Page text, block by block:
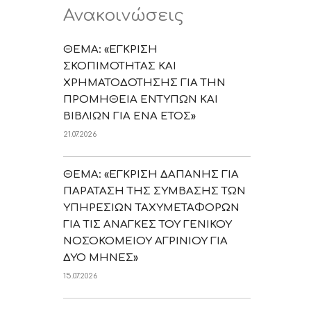
Ανακοινώσεις
ΘΕΜΑ: «ΕΓΚΡΙΣΗ
ΣΚΟΠΙΜΟΤΗΤΑΣ ΚΑΙ
ΧΡΗΜΑΤΟΔΟΤΗΣΗΣ ΓΙΑ ΤΗΝ
ΠΡΟΜΗΘΕΙΑ ΕΝΤΥΠΩΝ ΚΑΙ
ΒΙΒΛΙΩΝ ΓΙΑ ΕΝΑ ΕΤΟΣ»
21.07.2026
ΘΕΜΑ: «ΕΓΚΡΙΣΗ ΔΑΠΑΝΗΣ ΓΙΑ
ΠΑΡΑΤΑΣΗ ΤΗΣ ΣΥΜΒΑΣΗΣ ΤΩΝ
ΥΠΗΡΕΣΙΩΝ ΤΑΧΥΜΕΤΑΦΟΡΩΝ
ΓΙΑ ΤΙΣ ΑΝΑΓΚΕΣ ΤΟΥ ΓΕΝΙΚΟΥ
ΝΟΣΟΚΟΜΕΙΟΥ ΑΓΡΙΝΙΟΥ ΓΙΑ
ΔΥΟ ΜΗΝΕΣ»
15.07.2026